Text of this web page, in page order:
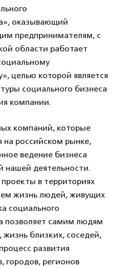
оказывающий
предпринимателям, с
области работает
целью которой является
социального бизнеса
компании.
компаний, которые
на российском рынке,
ведение бизнеса
нашей деятельности.
в территориях
жизнь людей, живущих
социального
позволяет самим людям
близких, соседей,
развития
городов, регионов